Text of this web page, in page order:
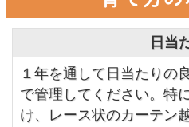
日当
１年を通して日当たりの
で管理してください。特
け、レース状のカーテン